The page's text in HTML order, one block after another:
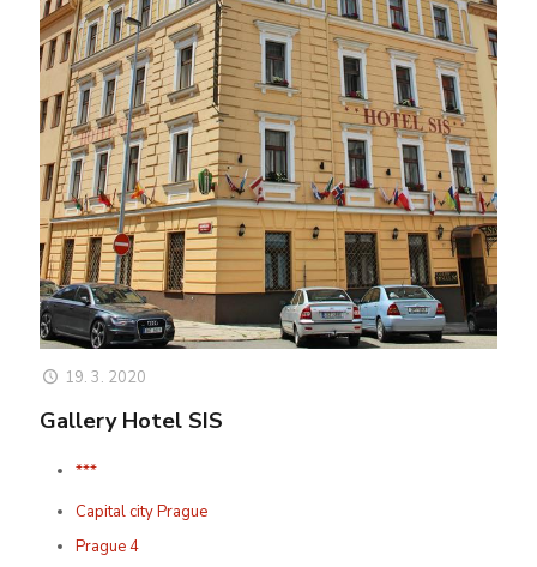
19. 3. 2020
Gallery Hotel SIS
***
Capital city Prague
Prague 4